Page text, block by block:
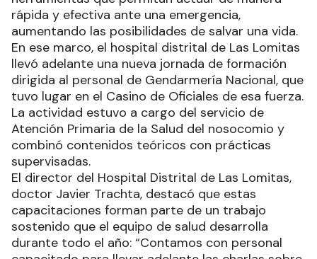
rápida y efectiva ante una emergencia,
aumentando las posibilidades de salvar una vida.
En ese marco, el hospital distrital de Las Lomitas
llevó adelante una nueva jornada de formación
dirigida al personal de Gendarmería Nacional, que
tuvo lugar en el Casino de Oficiales de esa fuerza.
La actividad estuvo a cargo del servicio de
Atención Primaria de la Salud del nosocomio y
combinó contenidos teóricos con prácticas
supervisadas.
El director del Hospital Distrital de Las Lomitas,
doctor Javier Trachta, destacó que estas
capacitaciones forman parte de un trabajo
sostenido que el equipo de salud desarrolla
durante todo el año: “Contamos con personal